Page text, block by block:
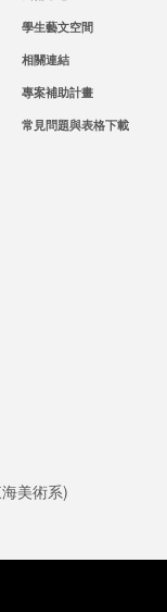
學生藝文空間
相關連結
專案補助計畫
常見問題與表格下載
美術系)